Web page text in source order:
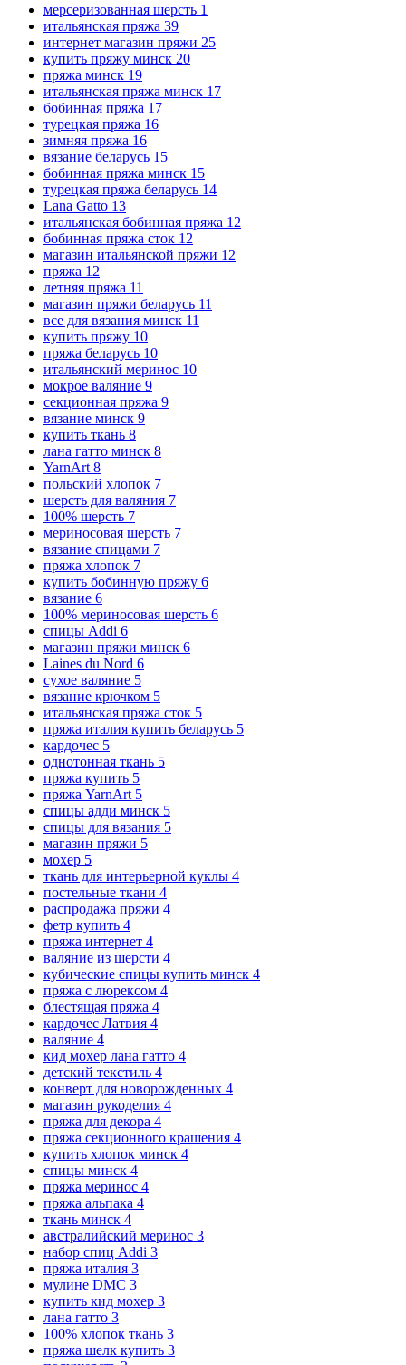
мерсеризованная шерсть 1
итальянская пряжа 39
интернет магазин пряжи 25
купить пряжу минск 20
пряжа минск 19
итальянская пряжа минск 17
бобинная пряжа 17
турецкая пряжа 16
зимняя пряжа 16
вязание беларусь 15
бобинная пряжа минск 15
турецкая пряжа беларусь 14
Lana Gatto 13
итальянская бобинная пряжа 12
бобинная пряжа сток 12
магазин итальянской пряжи 12
пряжа 12
летняя пряжа 11
магазин пряжи беларусь 11
все для вязания минск 11
купить пряжу 10
пряжа беларусь 10
итальянский меринос 10
мокрое валяние 9
секционная пряжа 9
вязание минск 9
купить ткань 8
лана гатто минск 8
YarnArt 8
польский хлопок 7
шерсть для валяния 7
100% шерсть 7
мериносовая шерсть 7
вязание спицами 7
пряжа хлопок 7
купить бобинную пряжу 6
вязание 6
100% мериносовая шерсть 6
спицы Addi 6
магазин пряжи минск 6
Laines du Nord 6
сухое валяние 5
вязание крючком 5
итальянская пряжа сток 5
пряжа италия купить беларусь 5
кардочес 5
однотонная ткань 5
пряжа купить 5
пряжа YarnArt 5
спицы адди минск 5
спицы для вязания 5
магазин пряжи 5
мохер 5
ткань для интерьерной куклы 4
постельные ткани 4
распродажа пряжи 4
фетр купить 4
пряжа интернет 4
валяние из шерсти 4
кубические спицы купить минск 4
пряжа с люрексом 4
блестящая пряжа 4
кардочес Латвия 4
валяние 4
кид мохер лана гатто 4
детский текстиль 4
конверт для новорожденных 4
магазин рукоделия 4
пряжа для декора 4
пряжа секционного крашения 4
купить хлопок минск 4
спицы минск 4
пряжа меринос 4
пряжа альпака 4
ткань минск 4
австралийский меринос 3
набор спиц Addi 3
пряжа италия 3
мулине DMC 3
купить кид мохер 3
лана гатто 3
100% хлопок ткань 3
пряжа шелк купить 3